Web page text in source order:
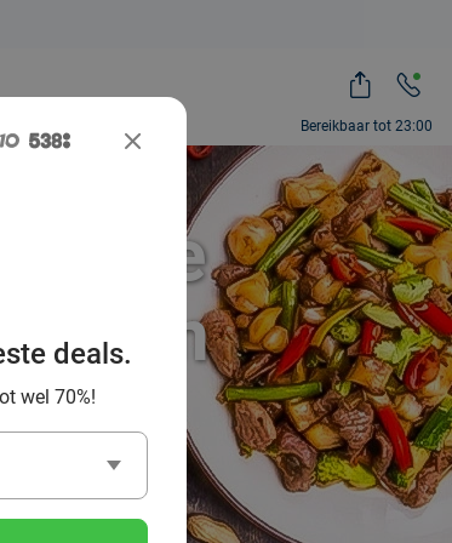
Bereikbaar tot 23:00
en
deals.
wel 70%!